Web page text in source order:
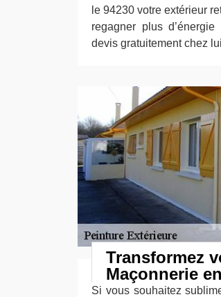
le 94230 votre extérieur
regagner plus
devis gratuitement chez
Transformez
Maçonnerie
Si vous souhaitez